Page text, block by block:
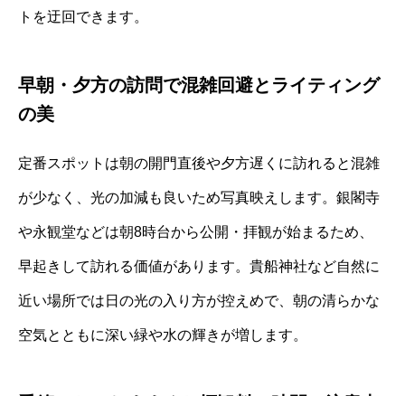
トを迂回できます。
早朝・夕方の訪問で混雑回避とライティング
の美
定番スポットは朝の開門直後や夕方遅くに訪れると混雑
が少なく、光の加減も良いため写真映えします。銀閣寺
や永観堂などは朝8時台から公開・拝観が始まるため、
早起きして訪れる価値があります。貴船神社など自然に
近い場所では日の光の入り方が控えめで、朝の清らかな
空気とともに深い緑や水の輝きが増します。